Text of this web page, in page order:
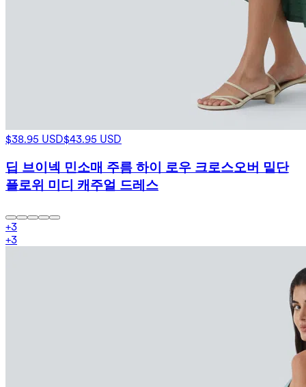
$38.95 USD$43.95 USD
딥 브이넥 민소매 주름 하이 로우 크로스오버 밑단
플로위 미디 캐주얼 드레스
+3
+3